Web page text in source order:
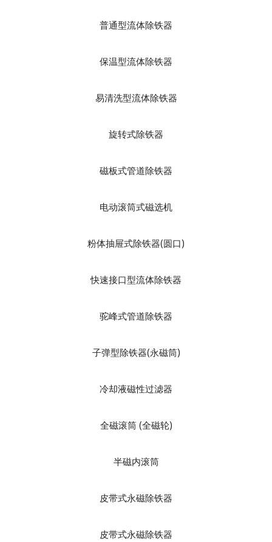
普通型流体除铁器
保温型流体除铁器
易清洗型流体除铁器
旋转式除铁器
磁板式管道除铁器
电动滚筒式磁选机
粉体抽屉式除铁器(圆口)
快速接口型流体除铁器
驼峰式管道除铁器
子弹型除铁器(永磁筒)
冷却液磁性过滤器
全磁滚筒 (全磁轮)
半磁内滚筒
皮带式永磁除铁器
皮带式永磁除铁器